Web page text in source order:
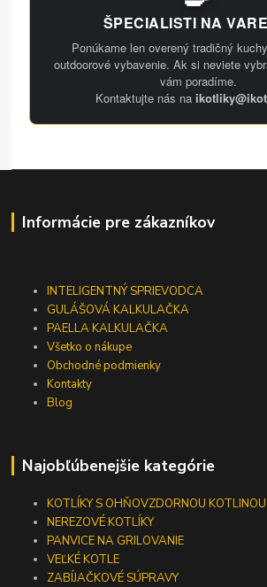
ŠPECIALISTI NA
Ponúkame len overený tradičný
outdoorové vybavenie. Ak si neviete
vám poradíme.
Kontaktujte nás na
Informácie pre zákazníkov
INTELIGENTNÝ SPRIEVODCA
GULÁŠOVÁ KALKULAČKA
PAELLA KALKULAČKA
Všetko o nákupe
Obchodné podmienky
Kontakty
Blog
Najobľúbenejšie kategórie
KOTLÍKY S OHŇOVZDORNOU KOTLINOU
NEREZOVÉ KOTLÍKY
PANVICE NA GRILOVANIE
VEĽKÉ KOTLE
ZABÍJAČKOVÉ SÚPRAVY